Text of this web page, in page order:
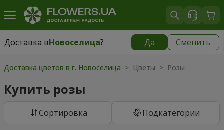
Доставка вНовоселица? Да Сменить
Доставка вНовоселица|
Доставка цветов в г. Новоселица > Цветы > Розы
Купить розы
Cортировка Подкатегории